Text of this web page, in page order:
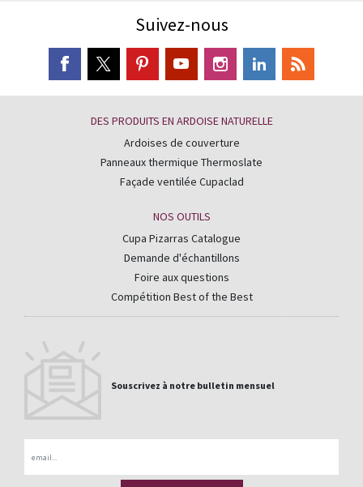
Suivez-nous
DES PRODUITS EN ARDOISE NATURELLE
Ardoises de couverture
Panneaux thermique Thermoslate
Façade ventilée Cupaclad
NOS OUTILS
Cupa Pizarras Catalogue
Demande d'échantillons
Foire aux questions
Compétition Best of the Best
Souscrivez à notre bulletin mensuel